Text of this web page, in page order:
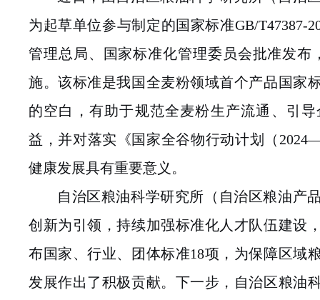
为起草单位参与制定的国家标准GB/T47387-
管理总局、国家标准化管理委员会批准发布
施。该标准是我国全麦粉领域首个产品国家
的空白，有助于规范全麦粉生产流通、引
益，并对落实《国家全谷物行动计划（
健康发展具有重要意义。
自治区粮油科学研究所 （ 自治区粮油产
创新为引领，持续加强标准化人才队伍建设
布国家、行业、团体标准18项，为保障区域
发展作出了积极贡献。下一步， 自治区粮油